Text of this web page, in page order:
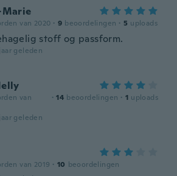
van 2020 · 9 beoordelingen · 5 uploads
stoff og passform.
geleden
van
· 14 beoordelingen · 1 uploads
geleden
van 2019 · 10 beoordelingen